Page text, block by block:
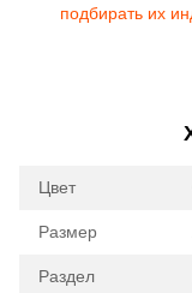
подбирать их
Цвет
Размер
Раздел